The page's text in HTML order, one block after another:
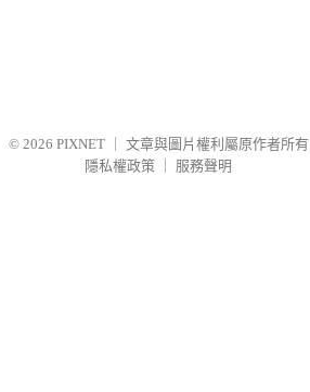
© 2026 PIXNET
文章與圖片權利屬原作者所有
隱私權政策
服務聲明